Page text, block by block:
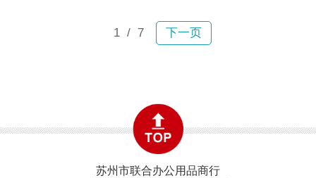
1/ 7 下一页
苏州市联合办公用品商行